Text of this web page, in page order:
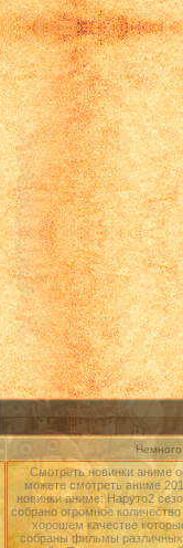
Смотреть новинки аниме
можете смотреть аниме
новинки аниме: Наруто2
собрано огромное
хорошем качестве
собраны фильмы различных